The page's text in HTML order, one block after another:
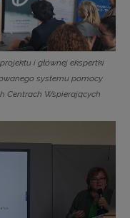
i głównej ekspertki
systemu pomocy
Centrach Wspierających